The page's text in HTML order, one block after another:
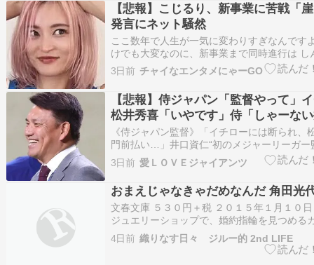
【悲報】こじるり、新事業に苦戦「
発言にネット騒然
ここ数年で人生が一気に変わりすぎなんです
けでも大変なのに、新事業まで同時進行は し
う。自分で苦しんでるって言えるだけまだ前
思うけど。結果が出るかは別として応援した
＜関連する記事＞ 《“こじるり無双”》村上信
否定、“略奪愛…
3日前 チャイなエンタメにゃーGO
【悲報】侍ジャパン「監督やって」
松井秀喜「いやです」侍「しゃーな
えか…」
《侍ジャパン監督》「イチローには断られ、
門前払い…」井口資仁“初のメジャーリーガー
裏にあった「難航極めたドタバタ選考」 - 文
《侍ジャパン監督》「イチローには断られ、
門前払い…」井口資仁“初のメジャーリーガー
裏にあっ…
3日前 愛ＬＯＶＥジャイアンツ
おまえじゃなきゃだめなんだ 角田光
文春文庫 ５３０円＋税 ２０１５年１月１０
ジュエリーショップで、婚約指輪を見つめる
ち。親に結婚を反対されて現実を見始めた若
婚を決めた大人の二人。それぞれの思いが形
胸に響く「消えない光」他２３編。人を好き
4日前 織りなす日々 ジルー的 2nd LIFE